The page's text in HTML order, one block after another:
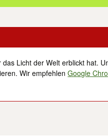
Licht der Welt erblickt hat.
Wir empfehlenGoogle